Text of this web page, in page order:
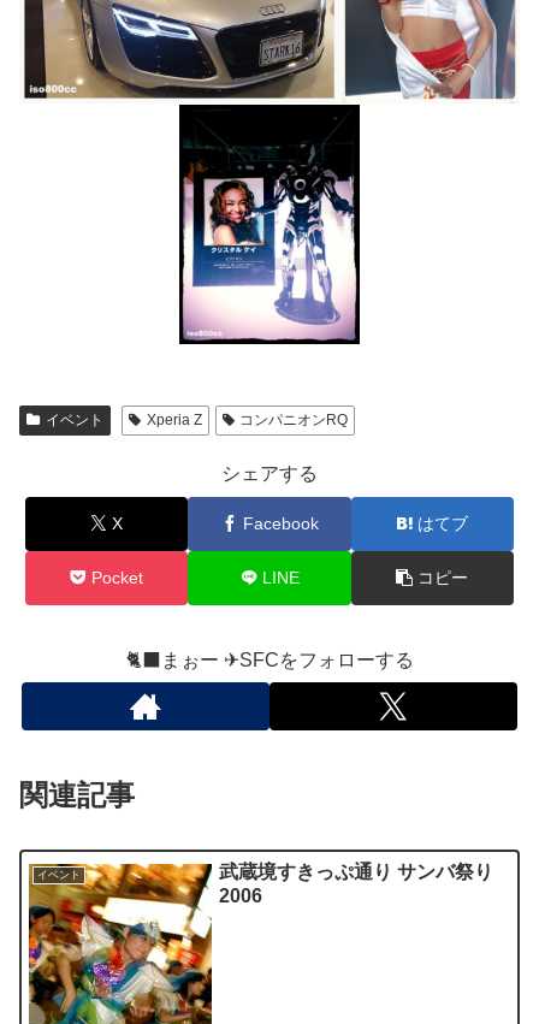
イベント Xperia Z コンパニオンRQ
シェアする
X Facebook はてブ
Pocket LINE コピー
🐈‍⬛まぉー ✈︎SFCをフォローする
関連記事
イベント
武蔵境すきっぷ通り サンバ祭り
2006